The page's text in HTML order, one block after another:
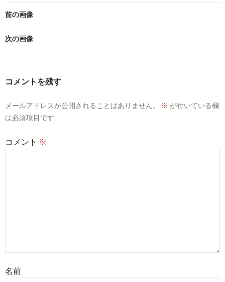
前の画像
次の画像
コメントを残す
メールアドレスが公開されることはありません。 ※ が付いている欄
は必須項目です
コメント ※
名前